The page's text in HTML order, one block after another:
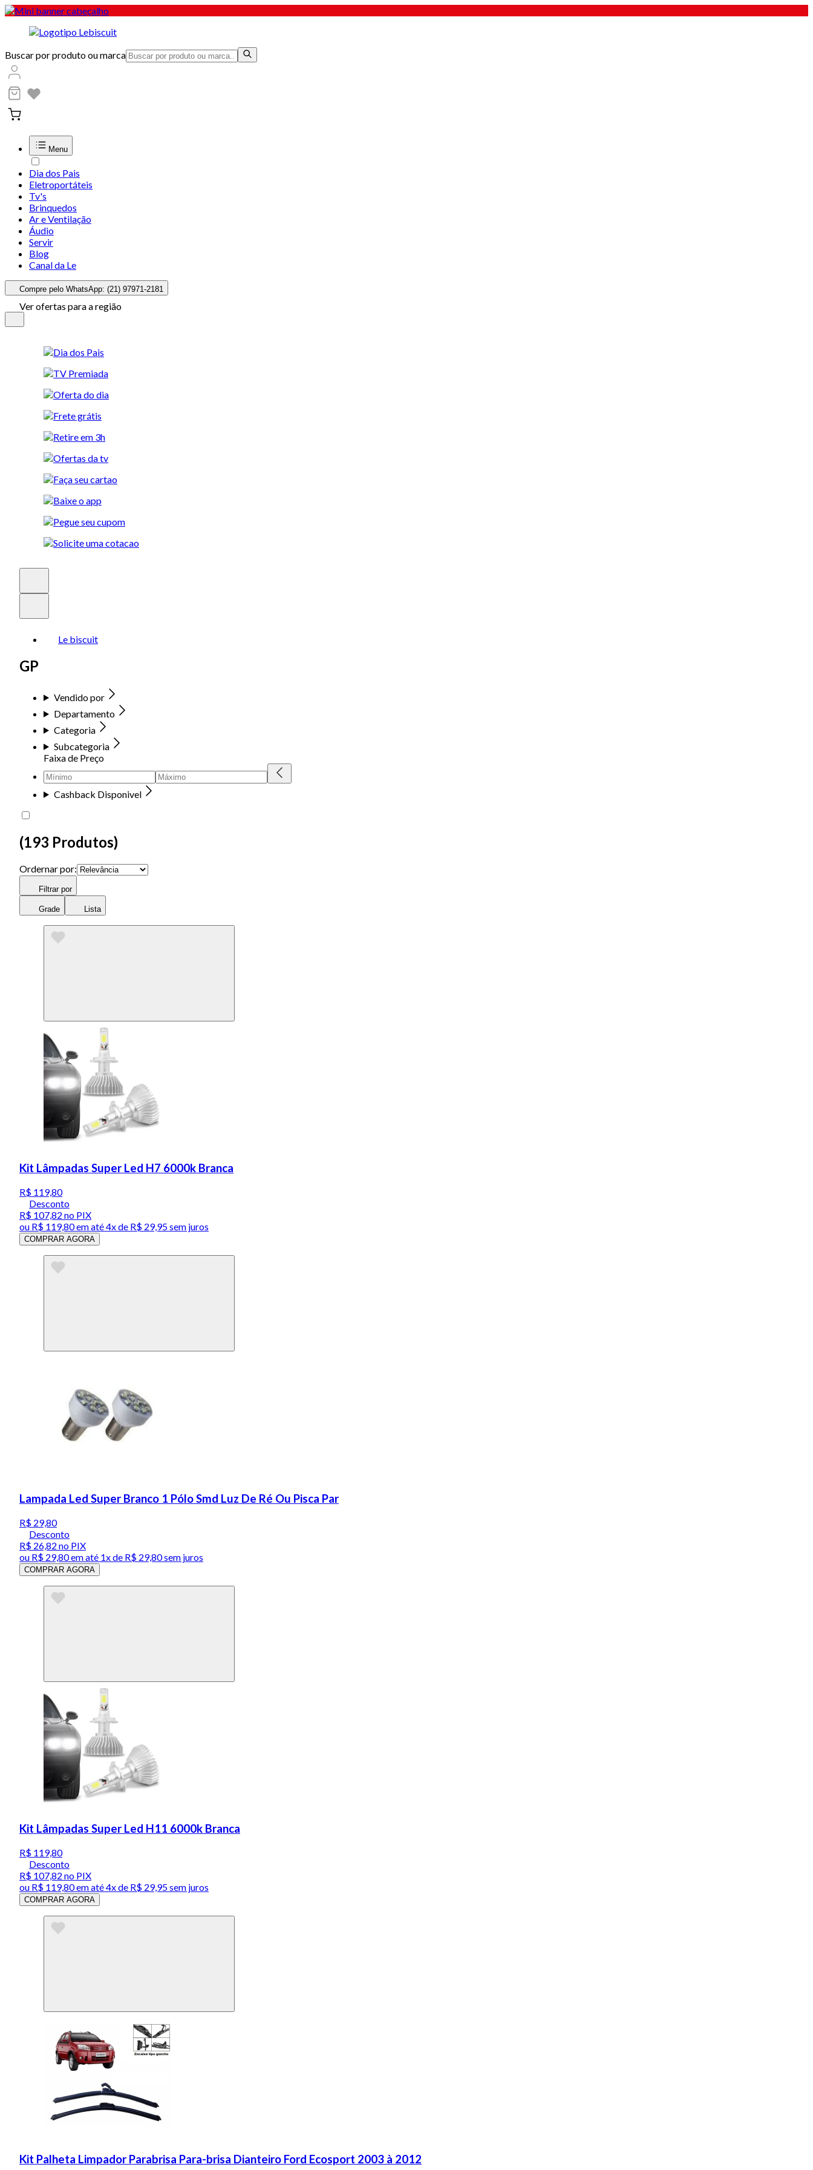
Buscar por produto ou marca
Menu
Dia dos Pais
Eletroportáteis
Tv's
Brinquedos
Ar e Ventilação
Áudio
Servir
Blog
Canal da Le
Compre pelo WhatsApp: (21) 97971-2181
Ver ofertas para a região
Le biscuit
GP
Vendido por
Departamento
Categoria
Subcategoria
Faixa de Preço
Cashback Disponivel
(193 Produtos)
Ordernar por:
Filtrar por
Grade Lista
Kit Lâmpadas Super Led H7 6000k Branca
R$ 119,80
Desconto
R$ 107,82 no PIX
ou R$ 119,80em até4x de R$ 29,95 sem juros
COMPRAR AGORA
Lampada Led Super Branco 1 Pólo Smd Luz De Ré Ou Pisca Par
R$ 29,80
Desconto
R$ 26,82 no PIX
ou R$ 29,80em até 1x de R$ 29,80sem juros
COMPRAR AGORA
Kit Lâmpadas Super Led H11 6000k Branca
R$ 119,80
Desconto
R$ 107,82 no PIX
ou R$ 119,80em até4x de R$ 29,95 sem juros
COMPRAR AGORA
Kit Palheta Limpador Parabrisa Para-brisa Dianteiro Ford Ecosport 2003 à 2012